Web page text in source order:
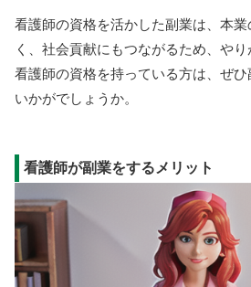
看護師の資格を活かした副業は、本
く、社会貢献にもつながるため、やり
看護師の資格を持っている方は、ぜ
いかがでしょうか。
看護師が副業をするメリット